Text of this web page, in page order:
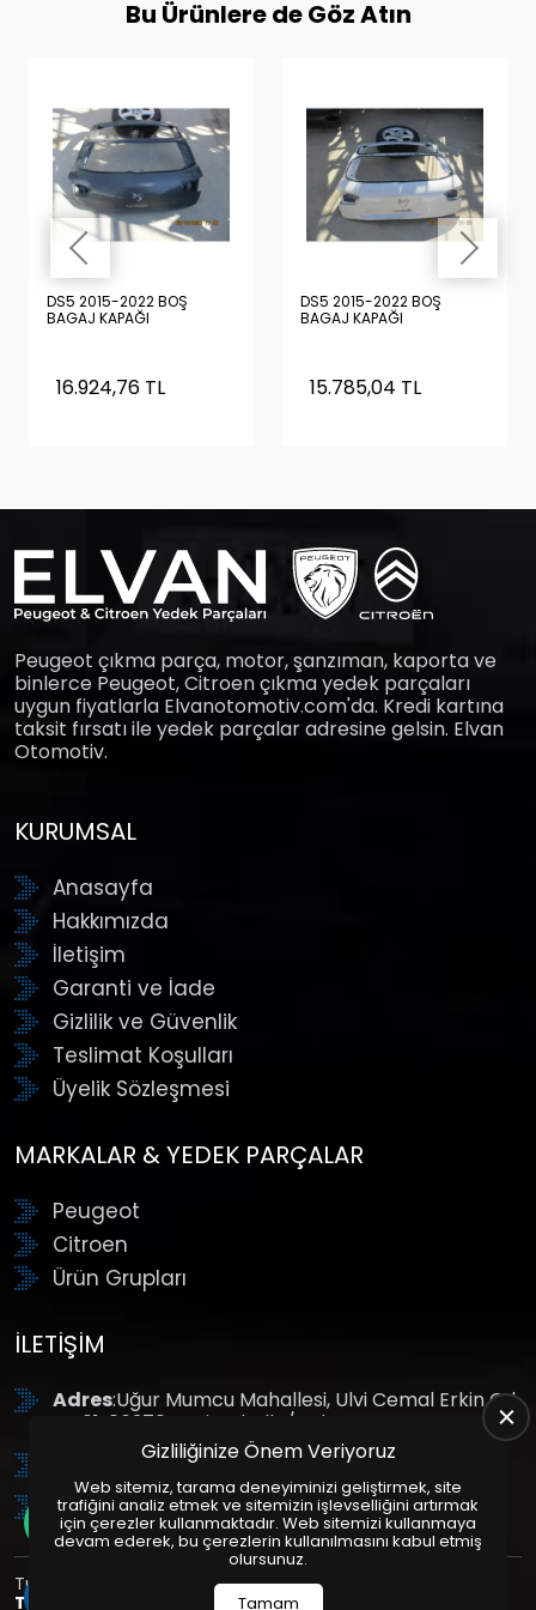
Bu Ürünlere de Göz Atın
DS5 2015-2022 BOŞ
BAGAJ KAPAĞI
16.924,76 TL
DS5 2015-2022 BOŞ
BAGAJ KAPAĞI
15.785,04 TL
Peugeot çıkma parça, motor, şanzıman, kaporta ve
binlerce Peugeot, Citroen çıkma yedek parçaları
uygun fiyatlarla Elvanotomotiv.com'da. Kredi kartına
taksit fırsatı ile yedek parçalar adresine gelsin. Elvan
Otomotiv.
KURUMSAL
Anasayfa
Hakkımızda
İletişim
Garanti ve İade
Gizlilik ve Güvenlik
Teslimat Koşulları
Üyelik Sözleşmesi
MARKALAR & YEDEK PARÇALAR
Peugeot
Citroen
Ürün Grupları
İLETIŞIM
Adres:Uğur Mumcu Mahallesi, Ulvi Cemal Erkin Cd.
No:61, 06370 Yenimahalle/Ankara
: +90 (312) 354 8888
GSM: +90 (532) 343 4085
Tüm Hakları Saklıdır. | Bu site Us Yazılım
Tasarım
Paketleri ile Hazırlanmıştır. © 2025
Gizliliğinize Önem Veriyoruz
Web sitemiz, tarama deneyiminizi geliştirmek, site
trafiğini analiz etmek ve sitemizin işlevselliğini artırmak
için çerezler kullanmaktadır. Web sitemizi kullanmaya
devam ederek, bu çerezlerin kullanılmasını kabul etmiş
olursunuz.
Tamam